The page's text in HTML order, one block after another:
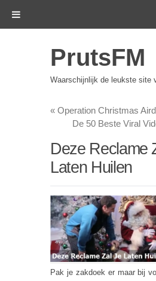
PrutsFM
Waarschijnlijk de leukste site
« Operation Christmas
De 50 Beste Viral
Deze Reclame
Laten Huilen
Pak je zakdoek er maar bij